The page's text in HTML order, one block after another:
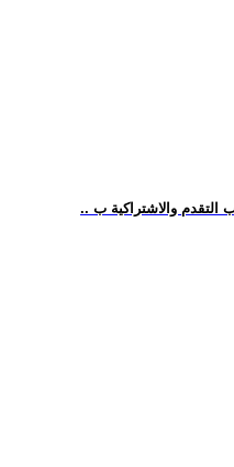
التقدم والاشتراكية ب